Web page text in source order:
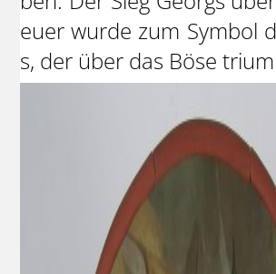
euer wurde zum Symbol
s, der über das Böse